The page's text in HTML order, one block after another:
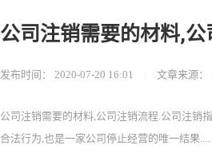
公司注销需要的材料,
发布时间： 2020-07-20 16:01 文章来源：
公司注销需要的材料,公司注销流程.公司注销
合法行为,也是一家公司停止经营的唯一结果....